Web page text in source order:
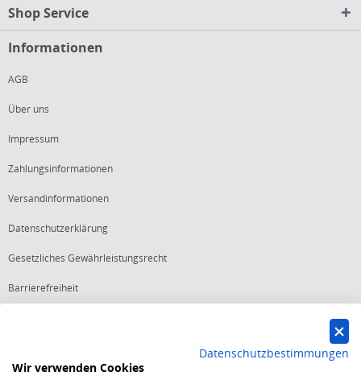
Shop Service
Informationen
AGB
Über uns
Impressum
Zahlungsinformationen
Versandinformationen
Datenschutzerklärung
Gesetzliches Gewährleistungsrecht
Barrierefreiheit
Starker Service
Datenschutzbestimmungen
Wir verwenden Cookies